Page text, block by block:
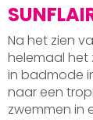
Na het zien
helemaal het
in badmode
naar een
zwemmen in